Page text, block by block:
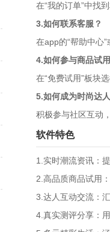
在“我的订单”中找
3.如何联系客服？
在app的“帮助中心
4.如何参与商品试
在“免费试用”板块
5.如何成为时尚达
积极参与社区互动
软件特色
1.实时潮流资讯：
2.高品质商品试用
3.达人互动交流：
4.真实测评分享：